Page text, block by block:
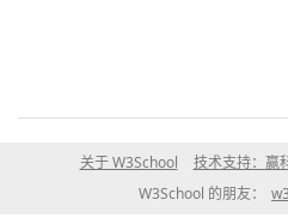
关于 W3School 技术支持：赢
W3School 的朋友：